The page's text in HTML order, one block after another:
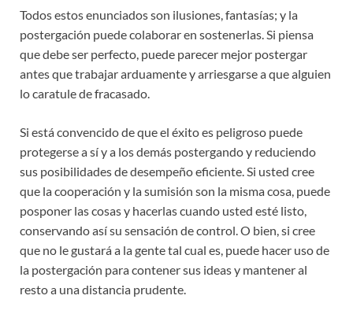
Todos estos enunciados son ilusiones, fantasías; y la
postergación puede colaborar en sostenerlas. Si piensa
que debe ser perfecto, puede parecer mejor postergar
antes que trabajar arduamente y arriesgarse a que alguien
lo caratule de fracasado.
Si está convencido de que el éxito es peligroso puede
protegerse a sí y a los demás postergando y reduciendo
sus posibilidades de desempeño eficiente. Si usted cree
que la cooperación y la sumisión son la misma cosa, puede
posponer las cosas y hacerlas cuando usted esté listo,
conservando así su sensación de control. O bien, si cree
que no le gustará a la gente tal cual es, puede hacer uso de
la postergación para contener sus ideas y mantener al
resto a una distancia prudente.